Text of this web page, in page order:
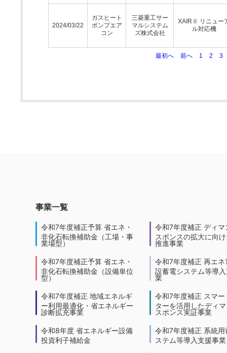
2024/03/22
ガスヒート
ポンプエア
コン
三菱重工サー
マルシステム
ズ株式会社
XAIRⅡ リニュー
ル対応機
最初へ 前へ 1 2 3
事業一覧
令和7年度補正予算 省エネ・
非化石転換補助金（工場・事
業場型）
令和7年度補正予算 省エネ・
非化石転換補助金（設備単位
型）
令和7年度補正 地域エネルギ
ー利用最適化・省エネルギー
診断拡充事業
令和8年度 省エネルギー設備
投資利子補給金
令和7年度補正 ディマ
スポンスの拡大に向
推進事業
令和7年度補正 再エネ
設蓄電システム等導
業
令和7年度補正 スマー
ターを活用したディ
スポンス実証事業
令和7年度補正 系統用
ステム等導入支援事業